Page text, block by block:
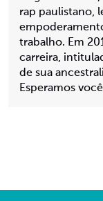
rap paulistano,
trabalho. Em
carreira,
de sua
Esperamos